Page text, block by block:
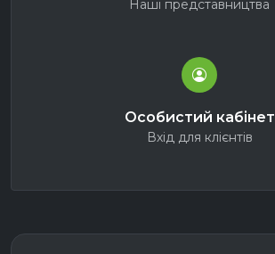
Наші представництва
Особистий кабінет
Вхід для клієнтів